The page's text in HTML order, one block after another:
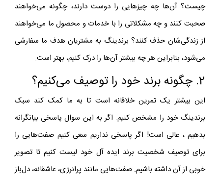
چیست؟ آن‌ها چه چیزهایی را دوست دارند، چگونه می‌خواهند
صحبت کنند و چه مشکلاتی را با خدمات و محصول ما می‌خواهند
از زندگی‌شان حذف کنند؟ برندینگ به مشتریان هدف ما سفارشی
می‌شود، بنابراین هر چه بیشتر آن‌ها را درک کنیم، بهتر است.
2. چگونه برند خود را توصیف می‌کنیم؟
این بیشتر یک تمرین خلاقانه است تا به ما کمک کند سبک
برندینگ خود را مشخص کنیم. اگر به این سوال پاسخی بیانگرانه
بدهیم ، عالی است! اگر پاسخی نداریم سعی کنیم صفت‌هایی را
برای توصیف شخصیت برند ایده ‌آل خود لیست کنیم تا تصویر
خوبی از آن داشته باشیم. صفت‌هایی مانند پرانرژی، عاشقانه، دل‌باز